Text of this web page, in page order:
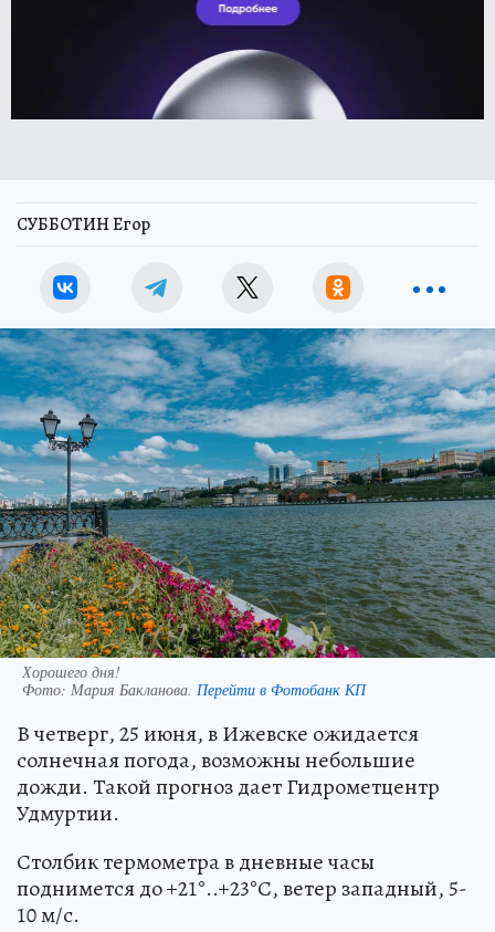
СУББОТИН Егор
Хорошего дня!
Фото: Мария Бакланова. Перейти в Фотобанк КП
В четверг, 25 июня, в Ижевске ожидается
солнечная погода, возможны небольшие
дожди. Такой прогноз дает Гидрометцентр
Удмуртии.
Столбик термометра в дневные часы
поднимется до +21°..+23°С, ветер западный, 5-
10 м/с.